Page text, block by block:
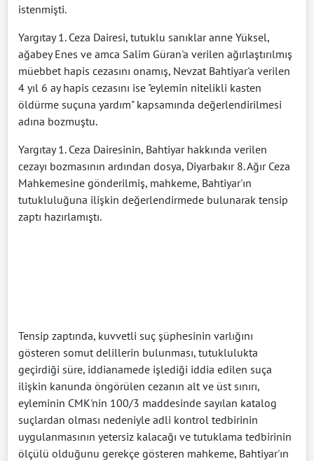
istenmişti.
Yargıtay 1. Ceza Dairesi, tutuklu sanıklar anne Yüksel,
ağabey Enes ve amca Salim Güran'a verilen ağırlaştırılmış
müebbet hapis cezasını onamış, Nevzat Bahtiyar'a verilen
4 yıl 6 ay hapis cezasını ise "eylemin nitelikli kasten
öldürme suçuna yardım" kapsamında değerlendirilmesi
adına bozmuştu.
Yargıtay 1. Ceza Dairesinin, Bahtiyar hakkında verilen
cezayı bozmasının ardından dosya, Diyarbakır 8. Ağır Ceza
Mahkemesine gönderilmiş, mahkeme, Bahtiyar'ın
tutukluluğuna ilişkin değerlendirmede bulunarak tensip
zaptı hazırlamıştı.
Tensip zaptında, kuvvetli suç şüphesinin varlığını
gösteren somut delillerin bulunması, tutuklulukta
geçirdiği süre, iddianamede işlediği iddia edilen suça
ilişkin kanunda öngörülen cezanın alt ve üst sınırı,
eyleminin CMK'nin 100/3 maddesinde sayılan katalog
suçlardan olması nedeniyle adli kontrol tedbirinin
uygulanmasının yetersiz kalacağı ve tutuklama tedbirinin
ölçülü olduğunu gerekçe gösteren mahkeme, Bahtiyar'ın